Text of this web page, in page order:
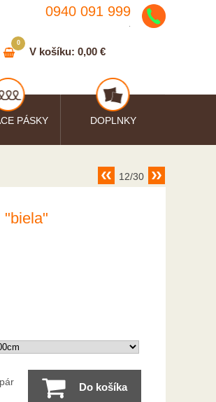
0940 091 999
V košíku: 0,00 €
0
PÁSKY DOPLNKY
12/30
"biela"
pár Do košíka